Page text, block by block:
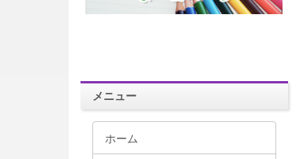
メニュー
ホーム